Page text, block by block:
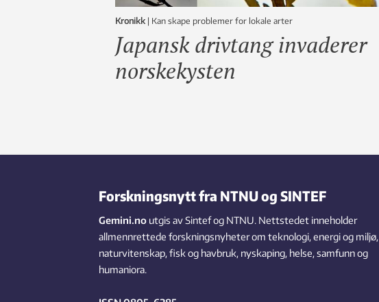
Kronikk | Kan skape problemer for lokale arter
Japansk drivtang invaderer
norskekysten
Forskningsnytt fra NTNU og SINTEF
Gemini.no utgis av Sintef og NTNU. Nettstedet inneholder
allmennrettede forskningsnyheter om teknologi, energi og miljø,
naturvitenskap, fisk og havbruk, nyskaping, helse, samfunn og
humaniora.